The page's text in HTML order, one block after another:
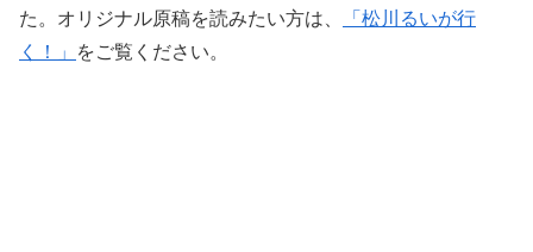
た。オリジナル原稿を読みたい方は、
「松川るいが行
く！」
をご覧ください。